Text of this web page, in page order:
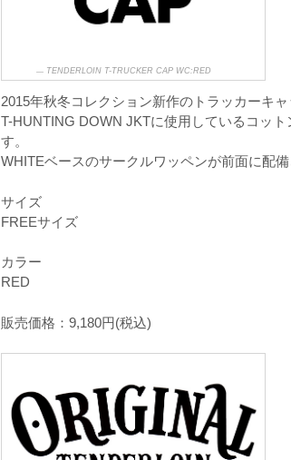
TENDERLOIN T-TRUCKER CAP WC:RED
2015年秋冬コレクション新作のトラッカーキャ
T-HUNTING DOWN JKTに使用しているコッ
す。
WHITEベースのサークルワッペンが前面に配備
サイズ
FREEサイズ
カラー
RED
販売価格：9,180円(税込)